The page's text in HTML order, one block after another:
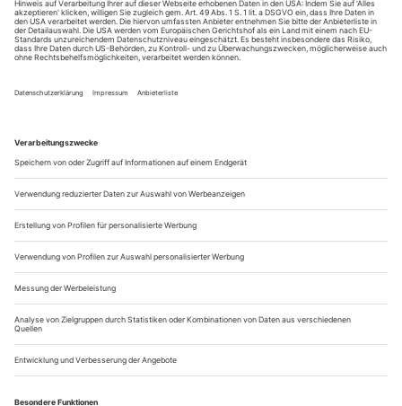
Eva Behrendt
Barbara Burckhardt
Franz Wille (V.i.S.d.P.)
Martin Kraemer
Christian Henjes
Designkonzept
Ludwig Wendt Art Direction
Redaktionsanschrift
Nestorstr. 8–9, 10709...
Debatte und Kunst
Die Zürcher Gessnerallee sagt eine Diskussion mit dem AfD-
Ideologen Marc Jongen ab. Überlegungen von Res Bosshart.
Es scheint, dass in Europa zur Zeit die Furcht vor der
gegnerischen Provoka­tion größer ist als der Drang zum